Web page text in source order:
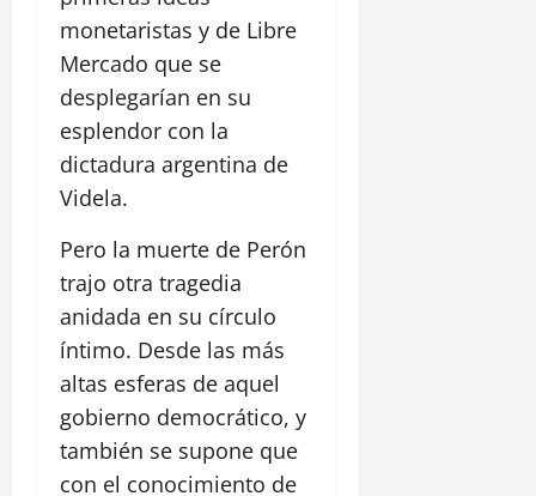
monetaristas y de Libre
Mercado que se
desplegarían en su
esplendor con la
dictadura argentina de
Videla.
Pero la muerte de Perón
trajo otra tragedia
anidada en su círculo
íntimo. Desde las más
altas esferas de aquel
gobierno democrático, y
también se supone que
con el conocimiento de